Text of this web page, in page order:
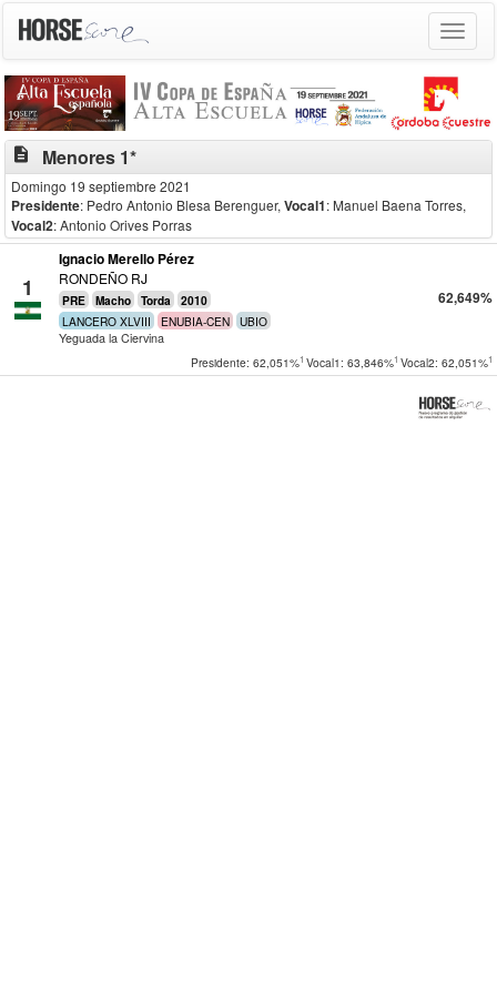
Toggle
description Menores 1*
Domingo 19 septiembre 2021
Presidente: Pedro Antonio Blesa Berenguer, Vocal1: Manuel Baena Torres,
Vocal2: Antonio Orives Porras
1
Ignacio Merello Pérez
RONDEÑO RJ
PRE Macho Torda 2010
LANCERO XLVIII ENUBIA-CEN UBIO
Yeguada la Ciervina
62,649%
Presidente: 62,051%1 Vocal1: 63,846%1 Vocal2: 62,051%1